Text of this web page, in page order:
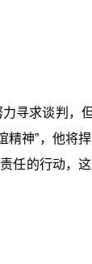
寻求谈判，
精神”，他将
任的行动，